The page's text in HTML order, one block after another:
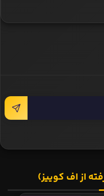
از اف کوییز)